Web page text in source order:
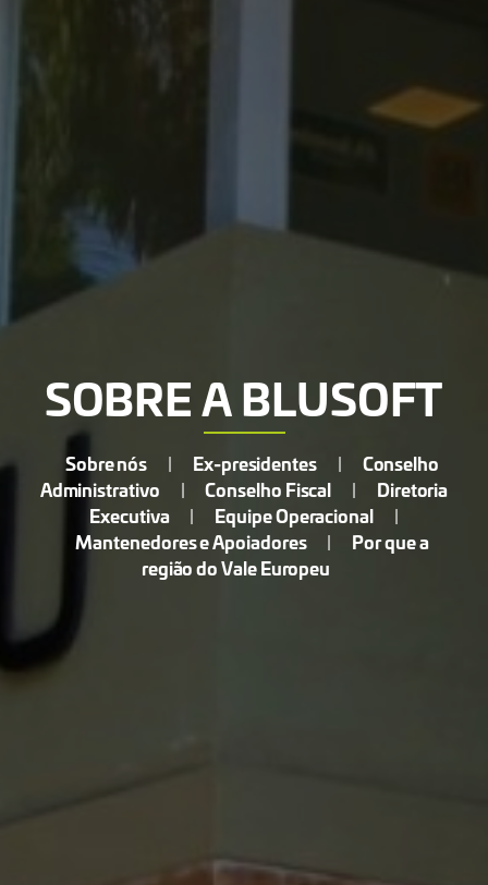
SOBRE A BLUSOFT
Sobre nós | Ex-presidentes |
Conselho
Administrativo
| Conselho Fiscal |
Diretoria
Executiva
| Equipe Operacional |
Mantenedores e Apoiadores |
Por que a
região do Vale Europeu